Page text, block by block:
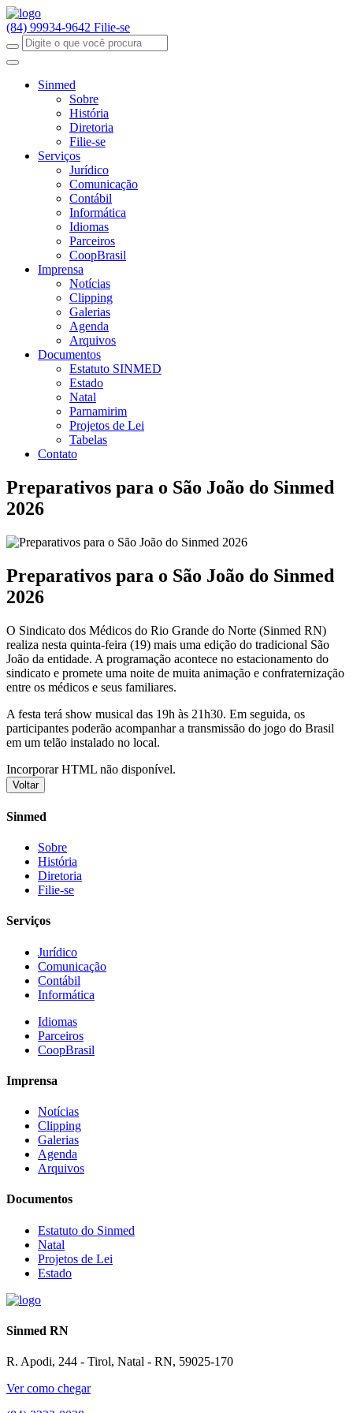
(84) 99934-9642 Filie-se
Sinmed
Sobre
História
Diretoria
Filie-se
Serviços
Jurídico
Comunicação
Contábil
Informática
Idiomas
Parceiros
CoopBrasil
Imprensa
Notícias
Clipping
Galerias
Agenda
Arquivos
Documentos
Estatuto SINMED
Estado
Natal
Parnamirim
Projetos de Lei
Tabelas
Contato
Preparativos para o São João do Sinmed
2026
Preparativos para o São João do Sinmed
2026
O Sindicato dos Médicos do Rio Grande do Norte (Sinmed RN)
realiza nesta quinta-feira (19) mais uma edição do tradicional São
João da entidade. A programação acontece no estacionamento do
sindicato e promete uma noite de muita animação e confraternização
entre os médicos e seus familiares.
A festa terá show musical das 19h às 21h30. Em seguida, os
participantes poderão acompanhar a transmissão do jogo do Brasil
em um telão instalado no local.
Incorporar HTML não disponível.
Voltar
Sinmed
Sobre
História
Diretoria
Filie-se
Serviços
Jurídico
Comunicação
Contábil
Informática
Idiomas
Parceiros
CoopBrasil
Imprensa
Notícias
Clipping
Galerias
Agenda
Arquivos
Documentos
Estatuto do Sinmed
Natal
Projetos de Lei
Estado
Sinmed RN
R. Apodi, 244 - Tirol, Natal - RN, 59025-170
Ver como chegar